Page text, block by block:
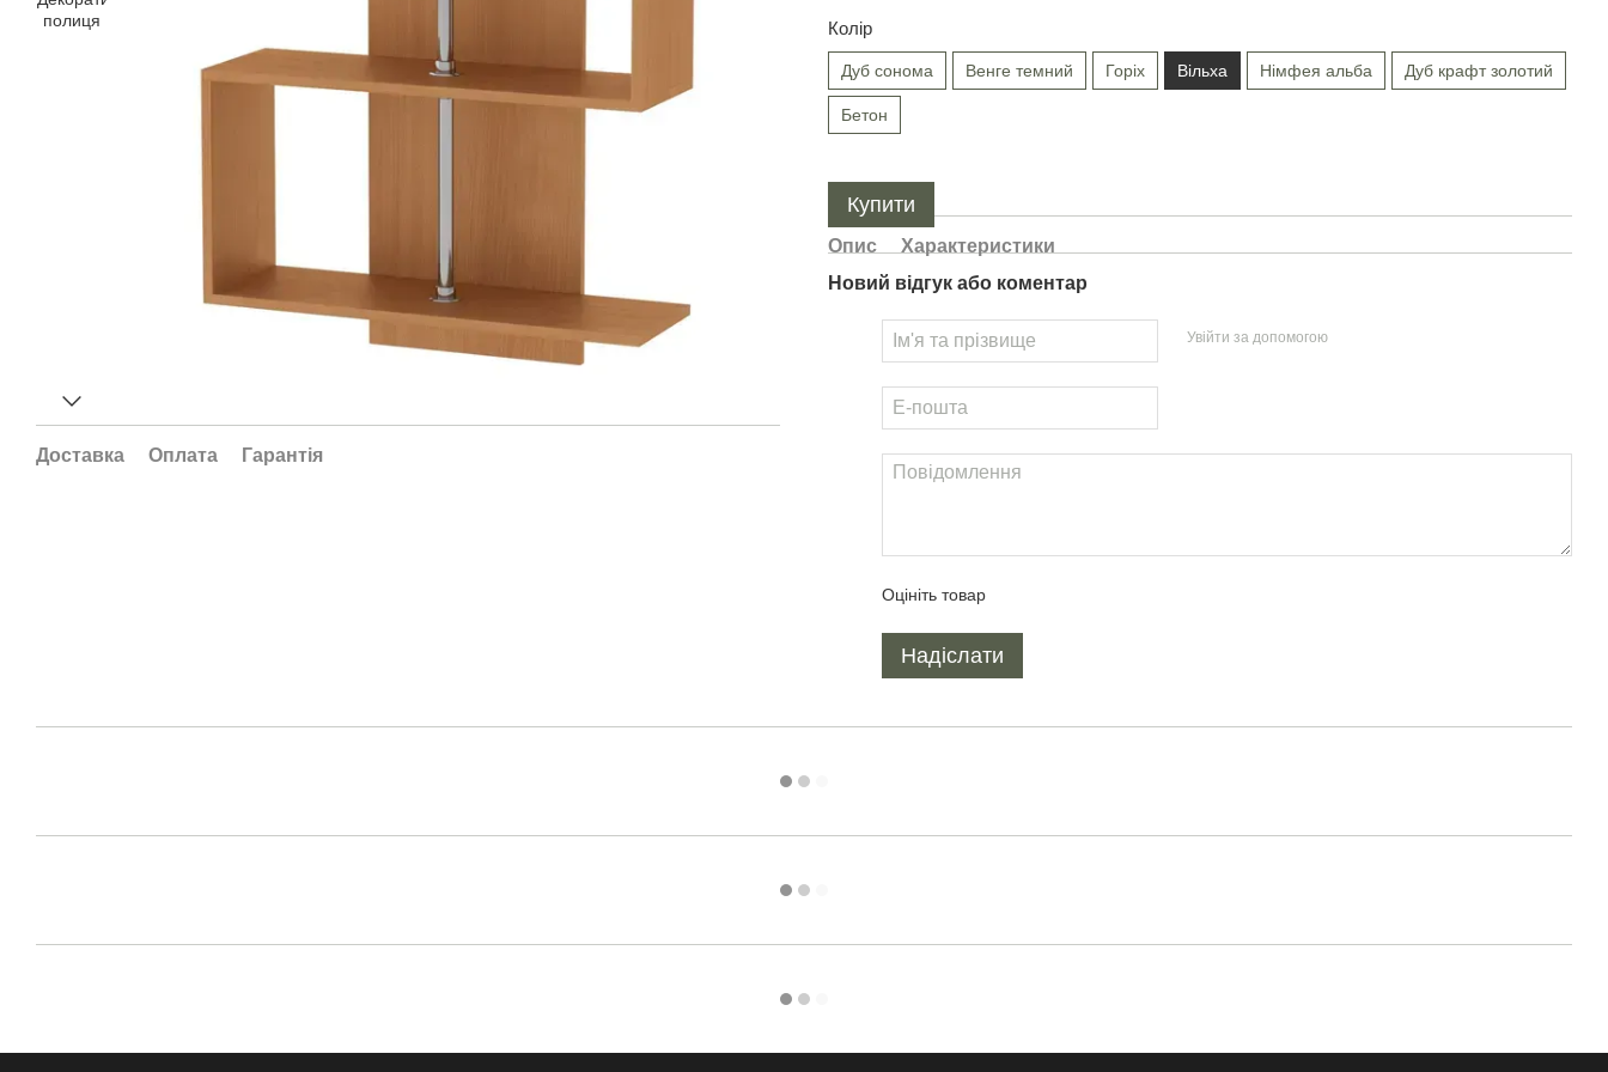
Доставка Оплата Гарантія
Колір
Дуб сонома Венге темний Горіх Вільха Німфея альба Дуб крафт золотий
Бетон
Купити
Опис
Характеристики
Новий відгук або коментар
Увійти за допомогою
Оцініть товар
Надіслати